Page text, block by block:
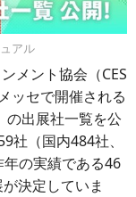
アル
メント協会（CES
ッセで開催される
の出展社一覧を公
社（国内484社、
の実績である46
決定していま